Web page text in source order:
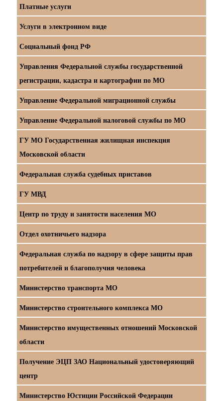
Платные услуги
Услуги в электронном виде
Социальный фонд РФ
Управления Федеральной службы государственной
регистрации, кадастра и картографии по МО
Управление Федеральной миграционной службы
Управление Федеральной налоговой службы по МО
ГУ МО Государственная жилищная инспекция
Московской области
Федеральная служба судебных приставов
ГУ МВД
Центр по труду и занятости населения МО
Отдел охотничьего надзора
Федеральная служба по надзору в сфере защиты прав
потребителей и благополучия человека
Министерство транспорта МО
Министерство строительного комплекса МО
Министерство имущественных отношений Московской
области
Получение ЭЦП ЗАО Национальный удостоверяющий
центр
Министерство Юстиции Российской Федерации